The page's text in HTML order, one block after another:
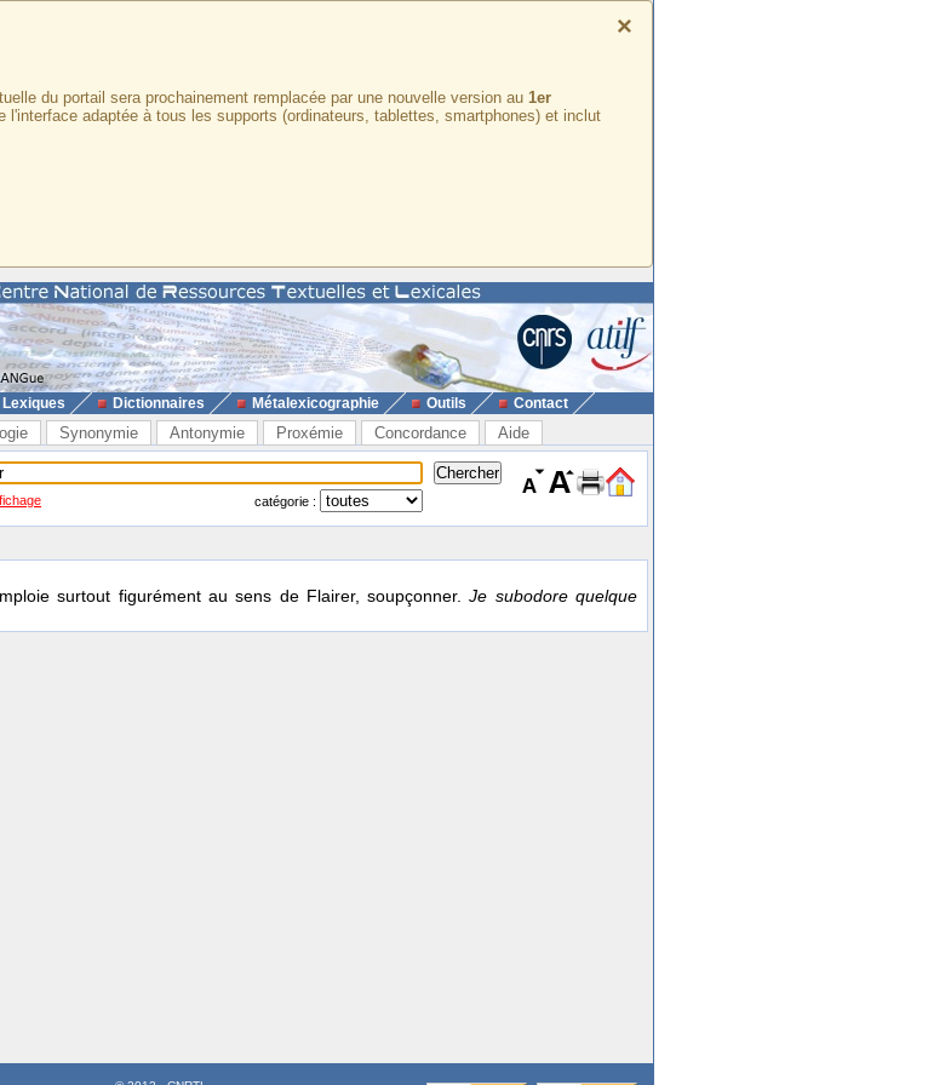
×
du portail sera prochainement remplacée par une nouvelle version au 1er
l'interface adaptée à tous les supports (ordinateurs, tablettes, smartphones) et inclut
Lexiques Dictionnaires Métalexicographie Outils Contact
Synonymie Antonymie Proxémie Concordance Aide
catégorie :
surtout figurément au sens de Flairer, soupçonner.Je subodore quelque